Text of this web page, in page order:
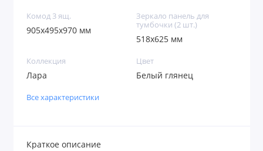
Комод 3 ящ.
905x495x970 мм
Зеркало панель для
тумбочки (2 шт.)
518x625 мм
Коллекция
Лара
Цвет
Белый глянец
Все характеристики
Краткое описание